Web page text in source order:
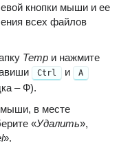
кнопки мыши и ее
всех файлов
Temp и нажмите
Ctrl ⁣⁣⁣ и A
– Ф).
мыши, в месте
«Удалить»,
».